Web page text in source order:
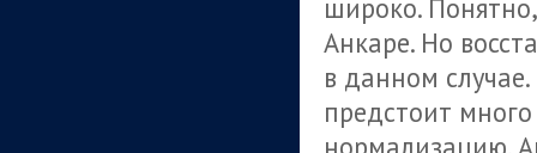
широко.
Анкаре. Но
в данном
предстоит